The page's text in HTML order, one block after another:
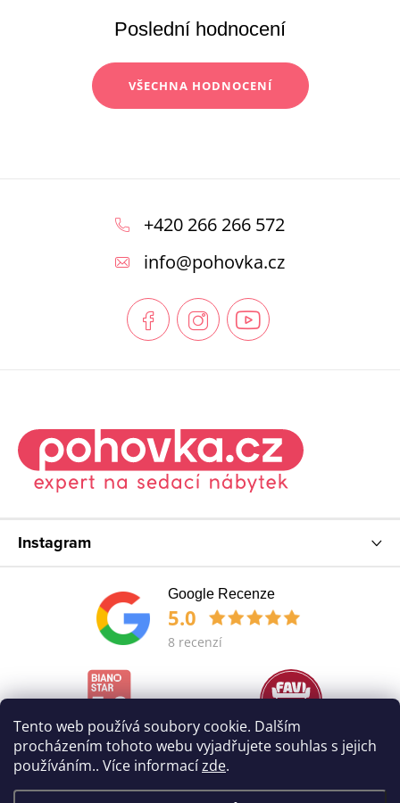
Tento web používá soubory cookie. Dalším
procházením tohoto webu vyjadřujete souhlas s jejich
používáním.. Více informacízde.
Poslední hodnocení
VŠECHNA HODNOCENÍ
+420 266 266 572
info@pohovka.cz
Instagram
Google Recenze
5.0
8 recenzí